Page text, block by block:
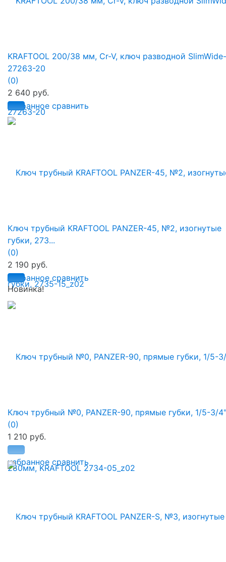
избранное сравнить
KRAFTOOL 200/38 мм, Cr-V, ключ разводной
27263-20
(0)
2 640 руб.
избранное сравнить
Ключ трубный KRAFTOOL PANZER-45, №2, изогнутые
губки, 273...
(0)
2 190 руб.
Новинка!
избранное сравнить
Ключ трубный №0, PANZER-90, прямые губки, 1/5-3/
(0)
1 210 руб.